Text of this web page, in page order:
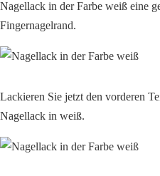
Nagellack in der Farbe weiß eine
Fingernagelrand.
Lackieren Sie jetzt den vorderen
Nagellack in weiß.